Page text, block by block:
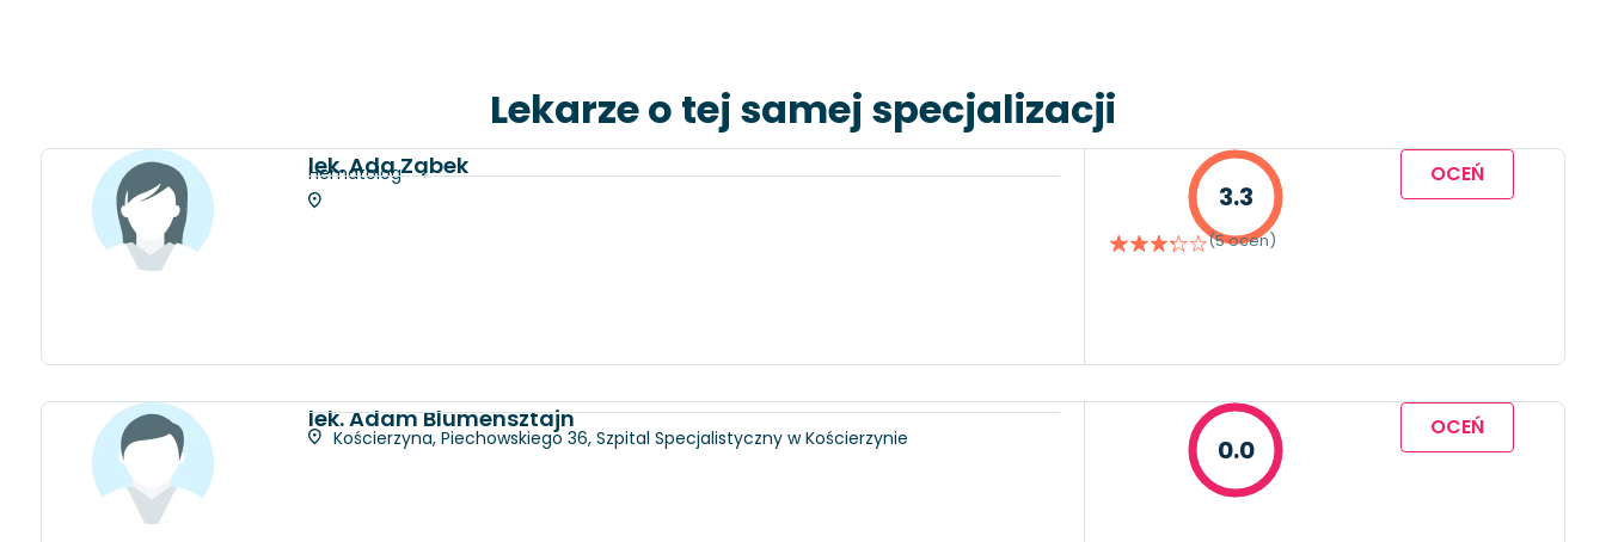
Lekarze o tej samej specjalizacji
lek. Ada Ząbek
Hematolog
3.3
(5 ocen)
OCEŃ
lek. Adam Blumensztajn
Kościerzyna, Piechowskiego 36, Szpital Specjalistyczny w Kościerzynie 0.0
OCEŃ